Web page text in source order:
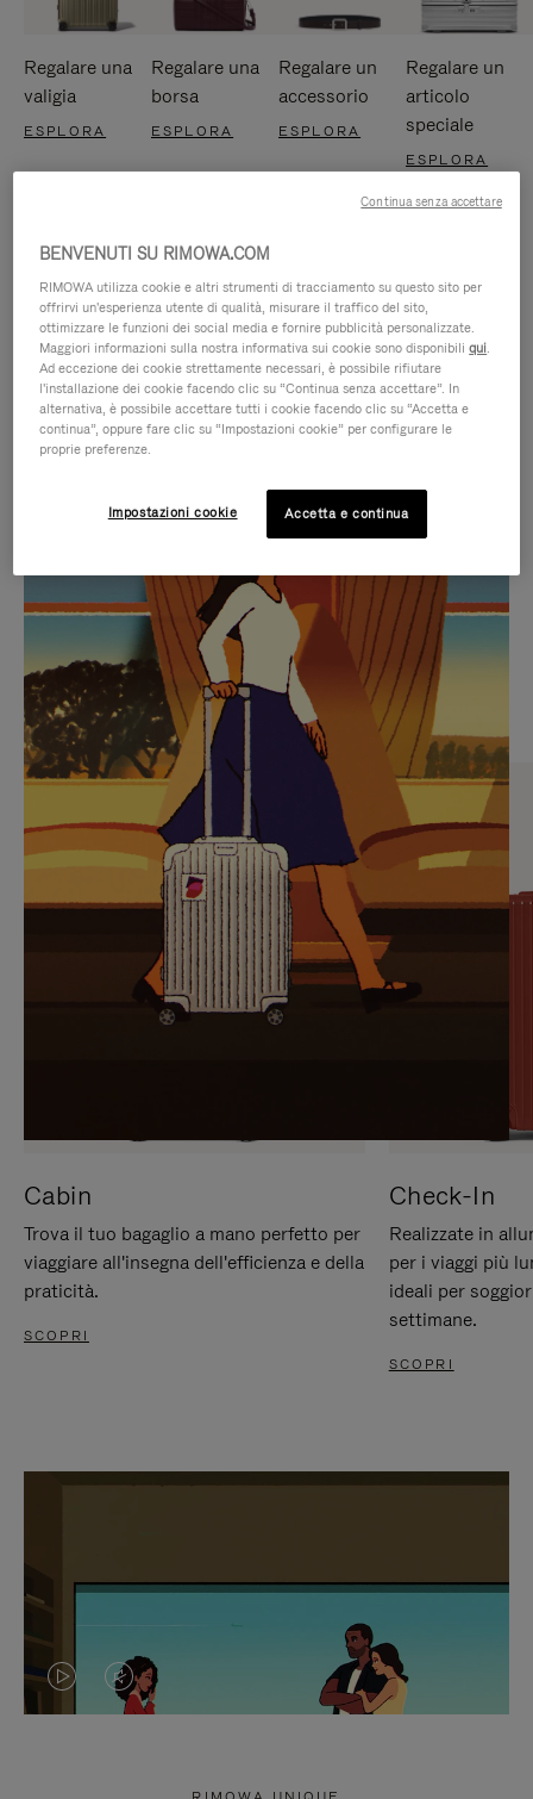
Regalare una
valigia
ESPLORA
Regalare una
borsa
ESPLORA
Regalare un
accessorio
ESPLORA
Regalare un
articolo
speciale
ESPLORA
NON
È
IN
PAUSA,
PREMERE
PER
METTERLO
PAUSA
È
SILENZIATO,
PREMI
PER
ATTIVARE
LAUDIO
SELEZIONI REGALO CURATE
Trova la compagna perfetta
per ogni viaggio
Cabin
Trova il tuo bagaglio a mano perfetto per
viaggiare all'insegna dell'efficienza e della
praticità.
SCOPRI
Check-In
Realizzate in
per i viaggi più
ideali per
settimane.
SCOPRI
IL
IL
BENVENUTI SU RIMOWA.COM
RIMOWA utilizza cookie e altri strumenti di tracciamento su questo sito per
offrirvi un'esperienza utente di qualità, misurare il traffico del sito,
ottimizzare le funzioni dei social media e fornire pubblicità personalizzate.
Maggiori informazioni sulla nostra informativa sui cookie sono disponibiliqui.
Ad eccezione dei cookie strettamente necessari, è possibile rifiutare
l'installazione dei cookie facendo clic su “Continua senza accettare”. In
alternativa, è possibile accettare tutti i cookie facendo clic su “Accetta e
continua”, oppure fare clic su “Impostazioni cookie” per configurare le
proprie preferenze.
Impostazioni cookie Accetta e continua
Continua senza accettare